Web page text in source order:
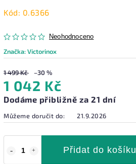
Kód: 0.6366
Neohodnoceno
Značka:Victorinox
1 499 Kč –30 %
1 042 Kč
Dodáme přibližně za 21 dní
Můžeme doručit do: 21.9.2026
Přidat do košíku